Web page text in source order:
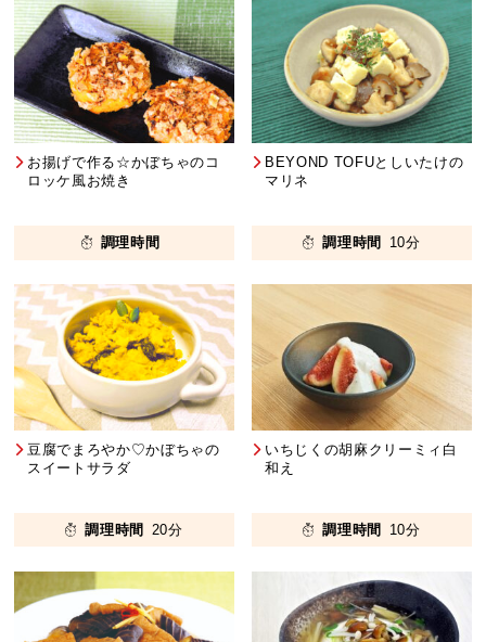
お揚げで作る☆かぼちゃのコ
ロッケ⾵お焼き
調理時間
BEYOND TOFUとしいたけの
マリネ
調理時間 10分
豆腐でまろやか♡かぼちゃの
スイートサラダ
調理時間 20分
いちじくの胡麻クリーミィ白
和え
調理時間 10分